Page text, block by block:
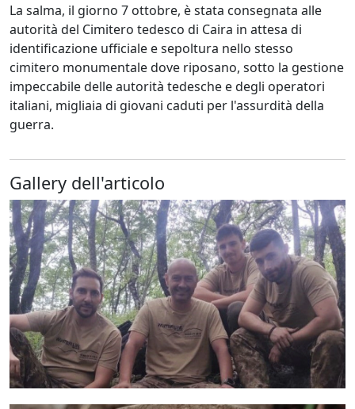
La salma, il giorno 7 ottobre, è stata consegnata alle
autorità del Cimitero tedesco di Caira in attesa di
identificazione ufficiale e sepoltura nello stesso
cimitero monumentale dove riposano, sotto la gestione
impeccabile delle autorità tedesche e degli operatori
italiani, migliaia di giovani caduti per l'assurdità della
guerra.
Gallery dell'articolo